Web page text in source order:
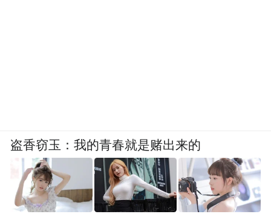
盗香窃玉：我的青春就是赌出来的